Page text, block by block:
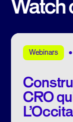
Watch
Webinars
CRO